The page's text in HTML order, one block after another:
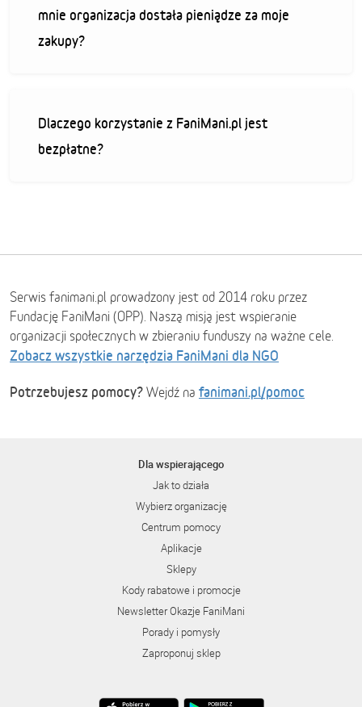
mnie organizacja dostała pieniądze za moje
zakupy?
Dlaczego korzystanie z FaniMani.pl jest
bezpłatne?
Serwis fanimani.pl prowadzony jest od 2014 roku przez
Fundację FaniMani (OPP). Naszą misją jest wspieranie
organizacji społecznych w zbieraniu funduszy na ważne cele.
Zobacz wszystkie narzędzia FaniMani dla NGO
Potrzebujesz pomocy? Wejdź na fanimani.pl/pomoc
Dla wspierającego
Jak to działa
Wybierz organizację
Centrum pomocy
Aplikacje
Sklepy
Kody rabatowe i promocje
Newsletter Okazje FaniMani
Porady i pomysły
Zaproponuj sklep